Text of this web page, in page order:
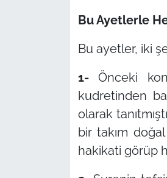
Bu Ayetlerle
Bu ayetler, iki
1-Önceki
kudretinden
olarak
bir takım
hakikati görüp